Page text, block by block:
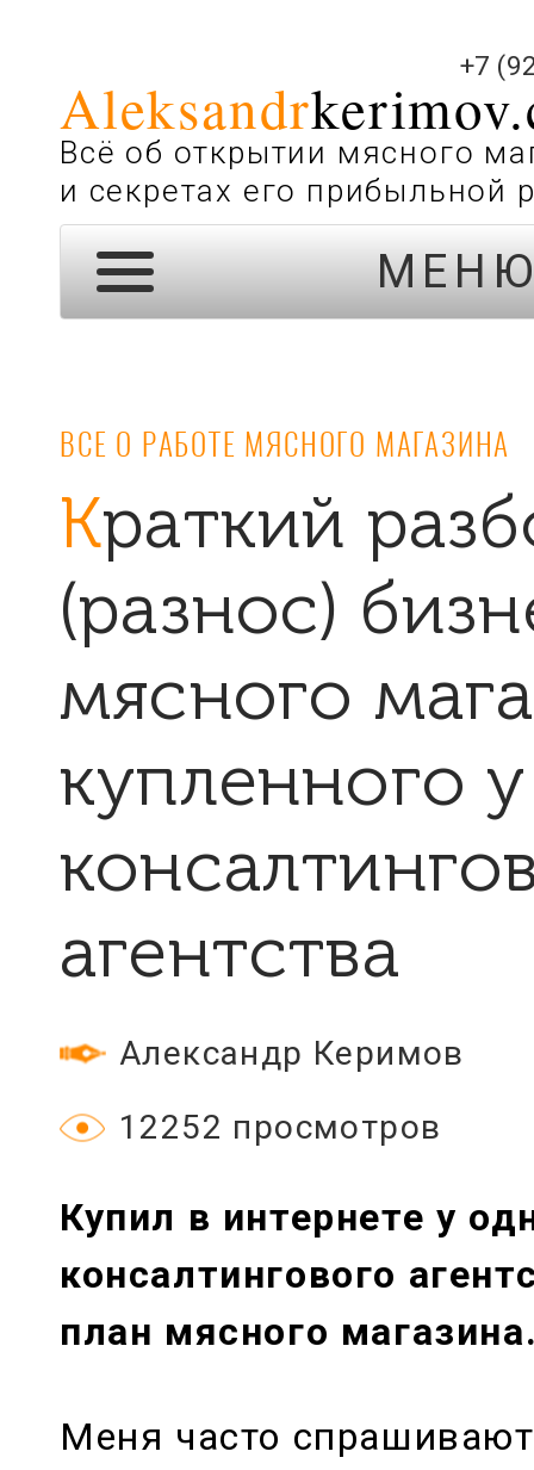
Aleksandr
Всё об открытии мясного
и секретах его прибыльной
+7
ВСЕ О РАБОТЕ МЯСНОГО МАГАЗИНА
Краткий разбор
(разнос)
мясного
купленного у
агентства
Александр Керимов
12252 просмотров
Купил в интернете у
консалтингового
план мясного
Меня часто